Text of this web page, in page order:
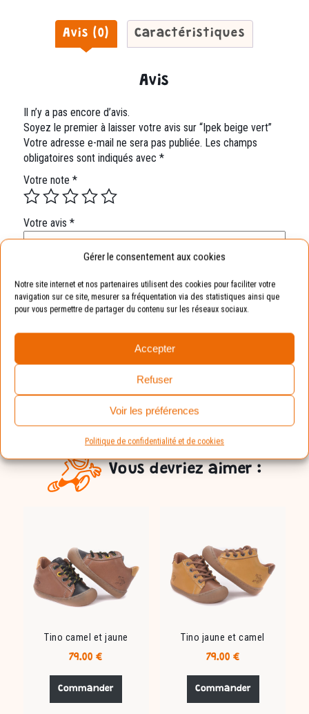
Gérer le consentement aux cookies
Notre site internet et nos partenaires utilisent des cookies pour faciliter votre
navigation sur ce site, mesurer sa fréquentation via des statistiques ainsi que
pour vous permettre de partager du contenu sur les réseaux sociaux.
Accepter
Refuser
Voir les préférences
Politique de confidentialité et de cookies
Avis (0) Caractéristiques
Avis
Il n’y a pas encore d’avis.
Soyez le premier à laisser votre avis sur “Ipek beige vert”
Votre adresse e-mail ne sera pas publiée. Les champs
obligatoires sont indiqués avec *
Votre note *
Votre avis *
Nom*
Enregistrer mon nom, mon e-mail et mon site dans le
Vous devriez aimer :
Tino camel et jaune
79.00€
Commander
Ce
a
Tino jaune et camel
79.00 €
Commander
Ce
a